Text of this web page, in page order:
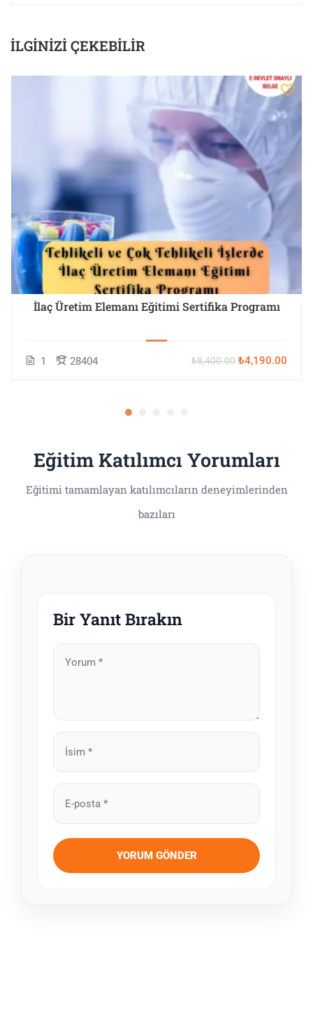
İLGINIZI ÇEKEBILIR
İlaç Üretim Elemanı Eğitimi Sertifika Programı
1 28404 ₺8,400.00 ₺4,190.00
Eğitim Katılımcı Yorumları
Bir Yanıt Bırakın